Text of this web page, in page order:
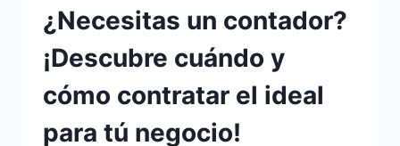
¿Necesitas un contador?
¡Descubre cuándo y
cómo contratar el ideal
para tú negocio!